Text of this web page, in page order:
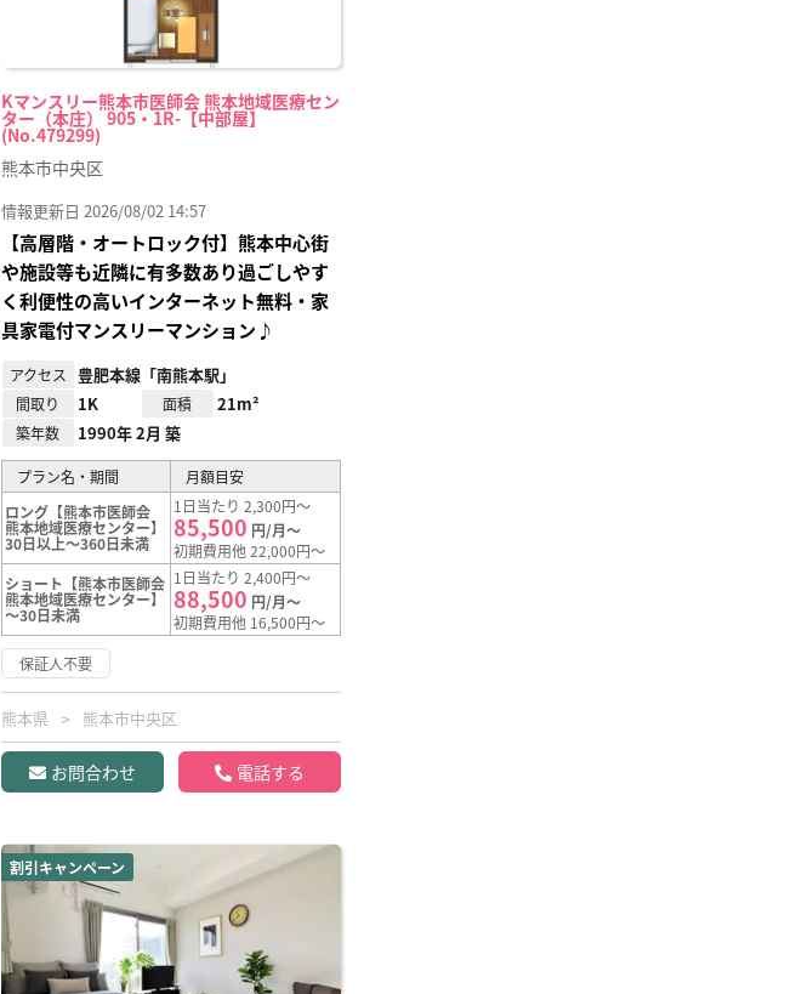
Kマンスリー熊本市医師会 熊本地域医療セン
ター（本庄） 905・1R-【中部屋】
(No.479299)
熊本市中央区
情報更新日 2026/08/02 14:57
【高層階・オートロック付】熊本中心街
や施設等も近隣に有多数あり過ごしやす
く利便性の高いインターネット無料・家
具家電付マンスリーマンション♪
アクセス 豊肥本線「南熊本駅」
間取り 1K 面積 21m²
築年数 1990年 2月 築
プラン名・期間
月額目安
ロング【熊本市医師会
熊本地域医療センター】
30日以上～360日未満
1日当たり 2,300円～
85,500 円/月～
初期費用他 22,000円～
ショート【熊本市医師会
熊本地域医療センター】
～30日未満
1日当たり 2,400円～
88,500 円/月～
初期費用他 16,500円～
保証人不要
熊本県 熊本市中央区
お問合わせ 電話する
割引キャンペーン